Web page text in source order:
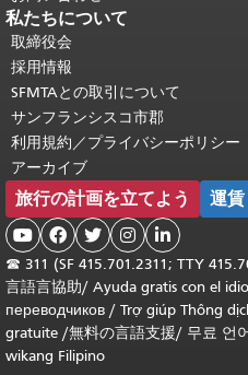
私たちについて
取締役会
採用情報
SFMTAとの取引について
サンフランシスコ市郡
利用規約／プライバシーポリシー
アーカイブ
旅行の計画を立てよう 運賃
    
☎ 311 (SF 415.701.2311; TTY
言語言協助/ Ayuda gratis con el
переводчиков / Trợ giúp Thông
gratuite /無料の言語支援/ 무료 언
wikang Filipino